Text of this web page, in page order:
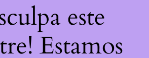
este
Estamos